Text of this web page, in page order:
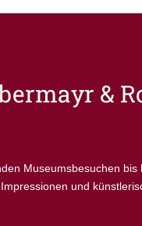
&
Museumsbesuchen
und